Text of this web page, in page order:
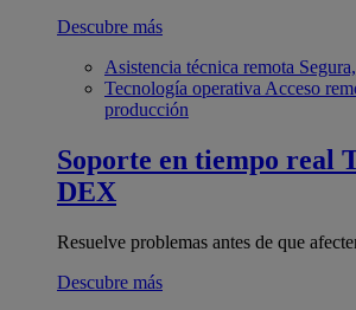
Descubre más
Asistencia técnica remota
Tecnología operativa Acceso
producción
Soporte en tiempo real
DEX
Resuelve problemas antes de que
Descubre más